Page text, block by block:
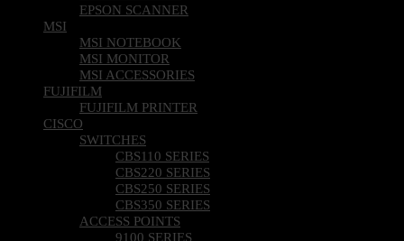
EPSON SCANNER
MSI
MSI NOTEBOOK
MSI MONITOR
MSI ACCESSORIES
FUJIFILM
FUJIFILM PRINTER
CISCO
SWITCHES
CBS110 SERIES
CBS220 SERIES
CBS250 SERIES
CBS350 SERIES
ACCESS POINTS
9100 SERIES